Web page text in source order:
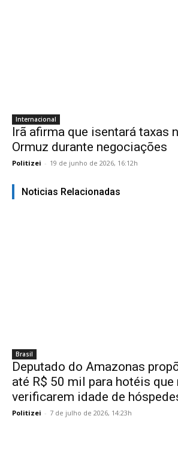
Internacional
Irã afirma que isentará taxas
Ormuz durante negociações
Politizei - 19 de junho de 2026, 16:12h
Noticias Relacionadas
Brasil
Deputado do Amazonas
até R$ 50 mil para hotéis que
verificarem idade de
Politizei - 7 de julho de 2026, 14:23h